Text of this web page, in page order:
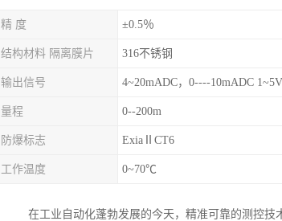
精 度 ±0.5％
结构材料 隔离膜片 316不锈钢
输出信号 4~20mADC，0----10mADC
量程 0--200m
防爆标志 ExiaⅡCT6
工作温度 0~70℃
在工业自动化蓬勃发展的今天，精准可靠的测控技